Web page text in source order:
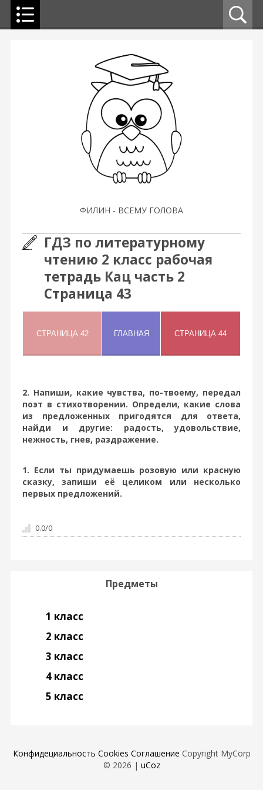
ФИЛИН - ВСЕМУ ГОЛОВА
ГДЗ по литературному
чтению 2 класс рабочая
тетрадь Кац часть 2
Страница 43
2. Напиши, какие чувства, по-твоему, передал
поэт в стихотворении. Определи, какие слова
из предложенных пригодятся для ответа,
найди и другие: радость, удовольствие,
нежность, гнев, раздражение.
1. Если ты придумаешь розовую или красную
сказку, запиши её целиком или несколько
первых предложений.
0.0/0
Предметы
1 класс
2 класс
3 класс
4 класс
5 класс
Конфидециальность Cookies Соглашение Copyright MyCorp
© 2026 | uCoz